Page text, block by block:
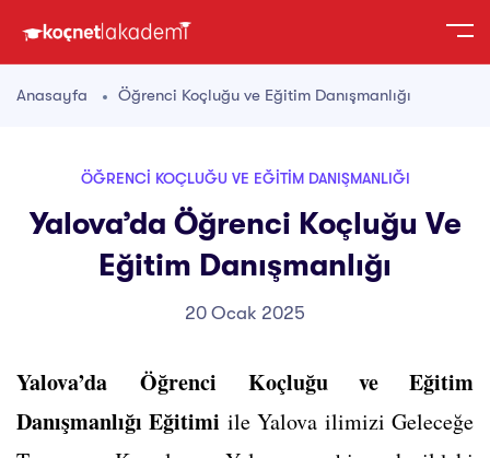
Anasayfa Öğrenci Koçluğu ve Eğitim Danışmanlığı
ÖĞRENCI KOÇLUĞU VE EĞITIM DANIŞMANLIĞI
Yalova’da Öğrenci Koçluğu Ve
Eğitim Danışmanlığı
20 Ocak 2025
Yalova’da Öğrenci Koçluğu ve Eğitim
Danışmanlığı Eğitimi ile Yalova ilimizi Geleceğe